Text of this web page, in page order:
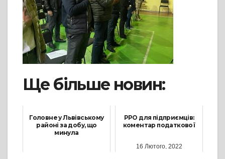
Ще більше новин:
Головне у Львівському
районі за добу, що
минула
РРО для підприємців:
коментар податкової
16 Лютого, 2022